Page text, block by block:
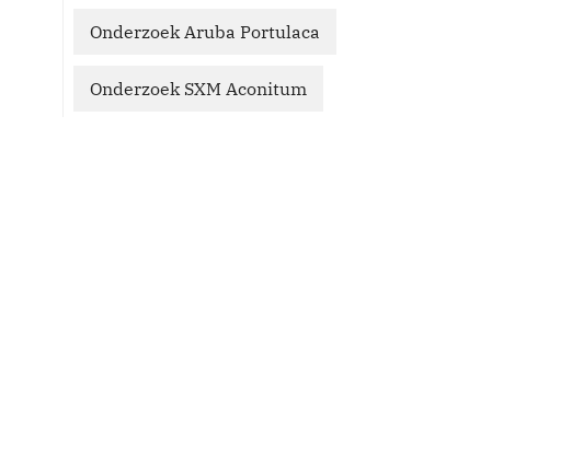
Onderzoek Aruba Portulaca
Onderzoek SXM Aconitum